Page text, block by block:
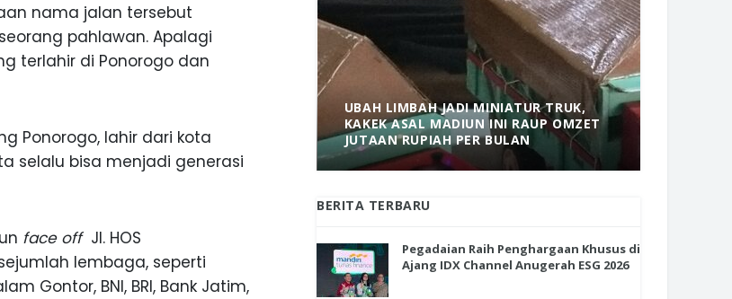
nama jalan tersebut
pahlawan. Apalagi
terlahir di Ponorogo dan
Ponorogo, lahir dari kota
selalu bisa menjadi generasi
face offJl. HOS
lembaga, seperti
Gontor, BNI, BRI, Bank Jatim,
SEJAK 1996
UBAH LIMBAH JADI MINIATUR TRUK,
KAKEK ASAL MADIUN INI RAUP OMZET
JUTAAN RUPIAH PER BULAN
BERITA TERBARU
Pegadaian Raih Penghargaan Khusus di
Ajang IDX Channel Anugerah ESG 2026